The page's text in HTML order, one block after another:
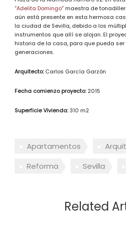
“Adelita Domingo” maestra de
aún está presente en esta hermosa
la ciudad de Sevilla, debido a los
instrumentos que allí se alojan. El
historia de la casa, para que pueda
generaciones.
Arquitecto:Carlos García Garzón
Fecha comienzo proyecto:2015
Superficie Vivienda:310 m2
Apartamentos
Reforma
Sevilla
Related